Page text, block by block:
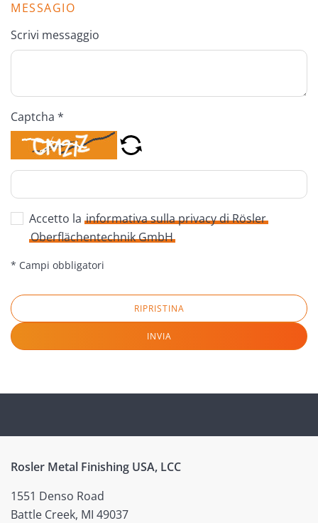
MESSAGIO
Scrivi messaggio
Captcha *
Accetto la informativa sulla privacy di Rösler
Oberflächentechnik GmbH
* Campi obbligatori
RIPRISTINA
INVIA
Rosler Metal Finishing USA, LCC
1551 Denso Road
Battle Creek, MI 49037